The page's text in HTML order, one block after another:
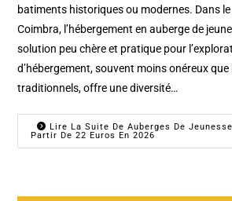
batiments historiques ou modernes. Dans le
Coimbra, l’hébergement en auberge de
solution peu chère et pratique pour
d’hébergement, souvent moins onéreux que
traditionnels, offre une diversité…
Lire La Suite De Auberges De
Partir De 22 Euros En 2026